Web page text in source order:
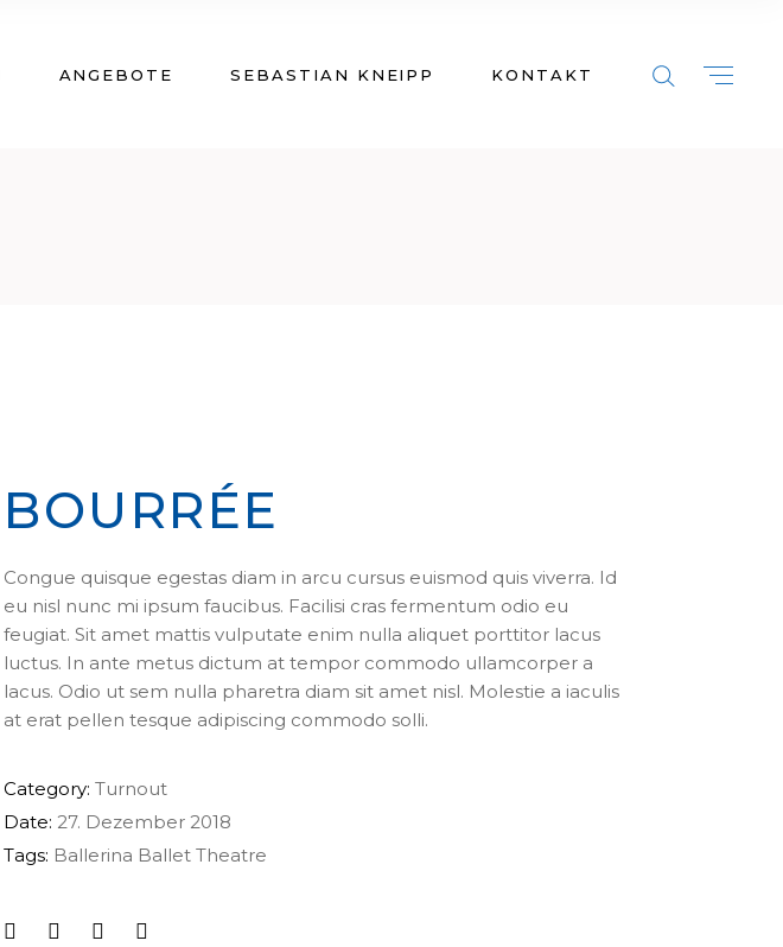
ANGEBOTE SEBASTIAN KNEIPP KONTAKT
BOURRÉE
Congue quisque egestas diam in arcu cursus euismod quis viverra. Id
eu nisl nunc mi ipsum faucibus. Facilisi cras fermentum odio eu
feugiat. Sit amet mattis vulputate enim nulla aliquet porttitor lacus
luctus. In ante metus dictum at tempor commodo ullamcorper a
lacus. Odio ut sem nulla pharetra diam sit amet nisl. Molestie a iaculis
at erat pellen tesque adipiscing commodo solli.
Category: Turnout
Date: 27. Dezember 2018
Tags: Ballerina Ballet Theatre